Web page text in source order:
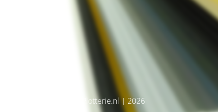
© Plotterie.nl | 2026